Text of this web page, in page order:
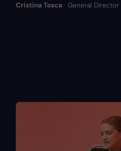
Cristina Tosca · General